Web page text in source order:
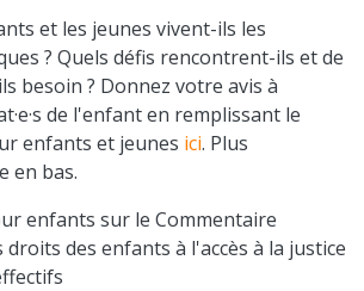
et les jeunes vivent-ils les
? Quels défis rencontrent-ils et de
besoin ? Donnez votre avis à
de l'enfant en remplissant le
enfants et jeunes ici. Plus
en bas.
enfants sur le Commentaire
droits des enfants à l'accès à la justice